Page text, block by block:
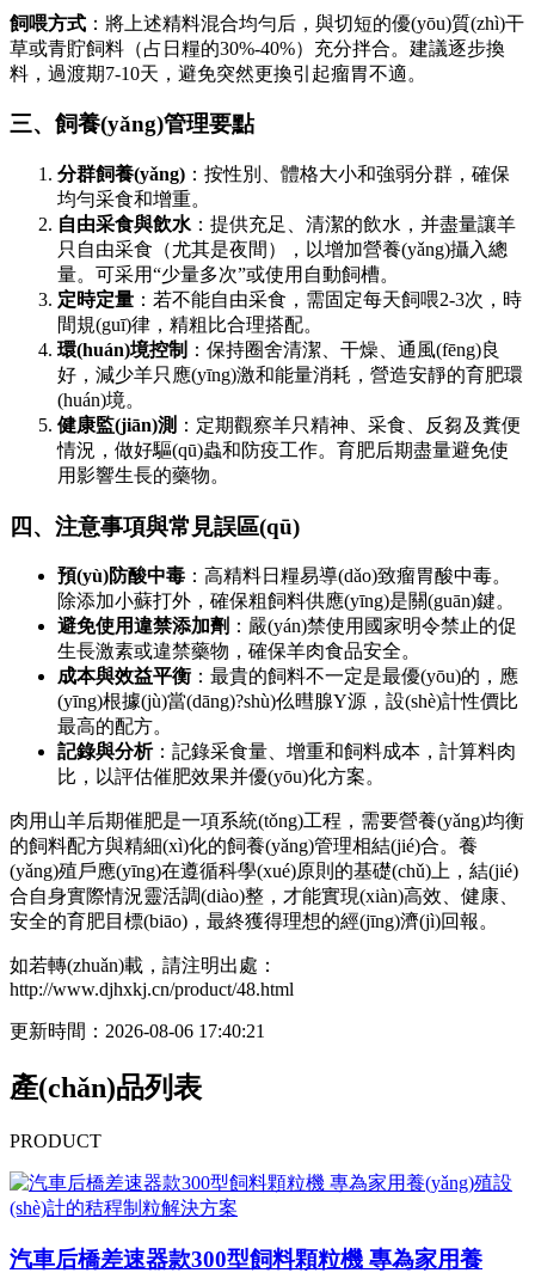
飼喂方式 ：將上述精料混合均勻后，與切短的優(yōu)質(zhì)干
草或青貯飼料（占日糧的30%-40%）充分拌合。建議逐步換
料，過渡期7-10天，避免突然更換引起瘤胃不適。
三、飼養(yǎng)管理要點
分群飼養(yǎng) ：按性別、體格大小和強弱分群，確保
均勻采食和增重。
自由采食與飲水 ：提供充足、清潔的飲水，并盡量讓羊
只自由采食（尤其是夜間），以增加營養(yǎng)攝入總
量。可采用“少量多次”或使用自動飼槽。
定時定量 ：若不能自由采食，需固定每天飼喂2-3次，時
間規(guī)律，精粗比合理搭配。
環(huán)境控制 ：保持圈舍清潔、干燥、通風(fēng)良
好，減少羊只應(yīng)激和能量消耗，營造安靜的育肥環
(huán)境。
健康監(jiān)測 ：定期觀察羊只精神、采食、反芻及糞便
情況，做好驅(qū)蟲和防疫工作。育肥后期盡量避免使
用影響生長的藥物。
四、注意事項與常見誤區(qū)
預(yù)防酸中毒 ：高精料日糧易導(dǎo)致瘤胃酸中毒。
除添加小蘇打外，確保粗飼料供應(yīng)是關(guān)鍵。
避免使用違禁添加劑 ：嚴(yán)禁使用國家明令禁止的促
生長激素或違禁藥物，確保羊肉食品安全。
成本與效益平衡 ：最貴的飼料不一定是最優(yōu)的，應
(yīng)根據(jù)當(dāng)?shù)仫暳腺Y源，設(shè)計性價比
最高的配方。
記錄與分析：記錄采食量、增重和飼料成本，計算料肉
比，以評估催肥效果并優(yōu)化方案。
肉用山羊后期催肥是一項系統(tǒng)工程，需要營養(yǎng)均衡
的飼料配方與精細(xì)化的飼養(yǎng)管理相結(jié)合。養
(yǎng)殖戶應(yīng)在遵循科學(xué)原則的基礎(chǔ)上，結(jié)
合自身實際情況靈活調(diào)整，才能實現(xiàn)高效、健康、
安全的育肥目標(biāo)，最終獲得理想的經(jīng)濟(jì)回報。
如若轉(zhuǎn)載，請注明出處：
http://www.djhxkj.cn/product/48.html
更新時間：2026-08-06 17:40:21
產(chǎn)品列表
PRODUCT
汽車后橋差速器款300型飼料顆粒機 專為家用養